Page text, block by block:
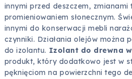
innymi przed deszczem,
promieniowaniem słonecznym.
innymi do konserwacji mebli
czynniki. Działania olejów można
do izolantu. Izolant do drewna
produkt, który dodatkowo jest w
pęknięciom na powierzchni tego